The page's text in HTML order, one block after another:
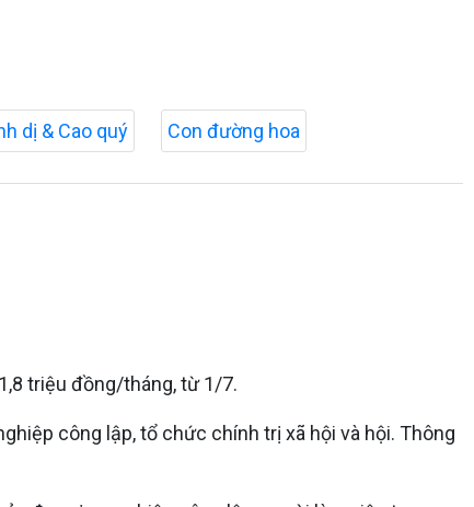
dị & Cao quý Con đường hoa
triệu đồng/tháng, từ 1/7.
công lập, tổ chức chính trị xã hội và hội. Thông